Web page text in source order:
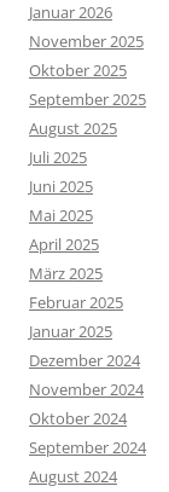
Januar 2026
November 2025
Oktober 2025
September 2025
August 2025
Juli 2025
Juni 2025
Mai 2025
April 2025
März 2025
Februar 2025
Januar 2025
Dezember 2024
November 2024
Oktober 2024
September 2024
August 2024